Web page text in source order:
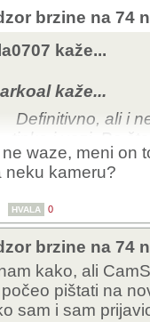
brzine na 74
kaže...
kaže...
Definitivno, ali i
tipka i vozi. Pa
čekam semafor i
drugu playlistu, ili
izgasim reklame)
uopće ne
se tiče reklama,
nekog s
metara prije
waze, meni on
neku kameru?
HVALA 0
brzine na 74
kako, ali
pištati na
sam i sam